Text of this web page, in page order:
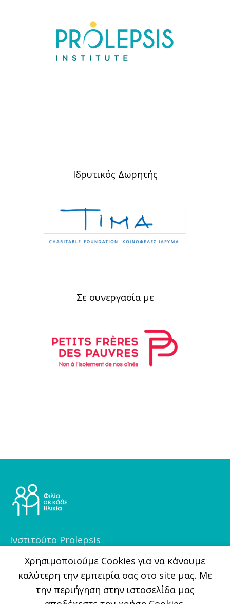
Ιδρυτικός Δωρητής
Σε συνεργασία με
Ινστιτούτο Prolepsis
Φραγκοκλησιάς 5, 151 25, Μαρούσι
(+30) 210 6255700
info@filiasekatheilikia.gr
Xρησιμοποιούμε Cookies για να κάνουμε
καλύτερη την εμπειρία σας στο site μας. Με
την περιήγηση στην ιστοσελίδα μας